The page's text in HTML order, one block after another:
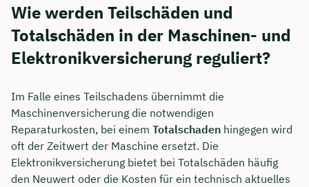
Wie werden Teilschäden und
Totalschäden in der Maschinen- und
Elektronikversicherung reguliert?
Im Falle eines Teilschadens übernimmt die
Maschinenversicherung die notwendigen
Reparaturkosten, bei einem Totalschaden hingegen wird
oft der Zeitwert der Maschine ersetzt. Die
Elektronikversicherung bietet bei Totalschäden häufig
den Neuwert oder die Kosten für ein technisch aktuelles